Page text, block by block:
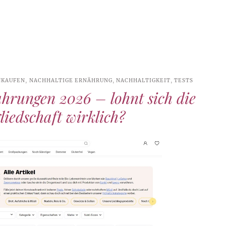
, NACHHALTIGE ERNÄHRUNG, NACHHALTIGKEIT, TESTS
2026 – lohnt sich die
wirklich?